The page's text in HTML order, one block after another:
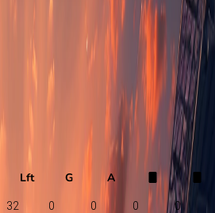
Lft G A
32 0 0 0 0